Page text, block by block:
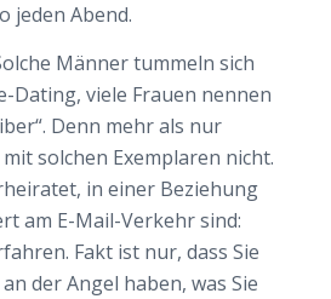
jeden Abend.
Männer tummeln sich
Dating, viele Frauen nennen
Denn mehr als nur
solchen Exemplaren nicht.
in einer Beziehung
am E-Mail-Verkehr sind:
Fakt ist nur, dass Sie
der Angel haben, was Sie